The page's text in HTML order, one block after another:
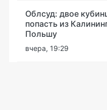
Облсуд: двое
попасть из
Польшу
вчера, 19:29